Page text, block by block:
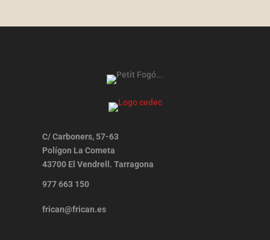
C/ Carboners, 57-63
Polígon La Cometa
43700 El Vendrell. Tarragona
977 663 150
frican@frican.es